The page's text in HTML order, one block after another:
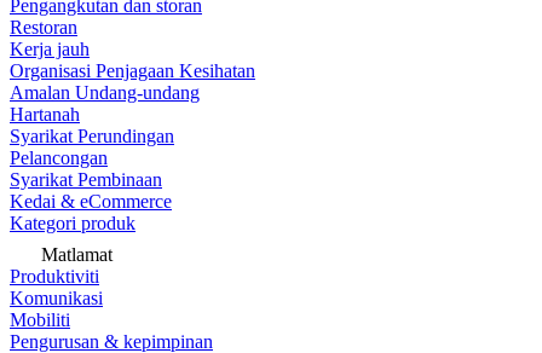
Pengangkutan dan storan
Restoran
Kerja jauh
Organisasi Penjagaan Kesihatan
Amalan Undang-undang
Hartanah
Syarikat Perundingan
Pelancongan
Syarikat Pembinaan
Kedai & eCommerce
Kategori produk
Matlamat
Produktiviti
Komunikasi
Mobiliti
Pengurusan & kepimpinan